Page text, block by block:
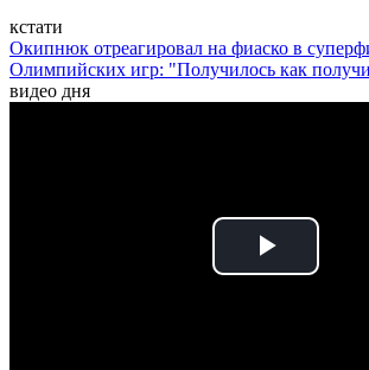
кстати
Окипнюк отреагировал на фиаско в
Олимпийских игр: "Получилось как
видео дня
Play